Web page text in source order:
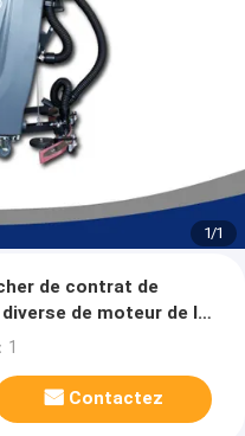
1/1
de contrat de
de moteur de la
1
Contactez